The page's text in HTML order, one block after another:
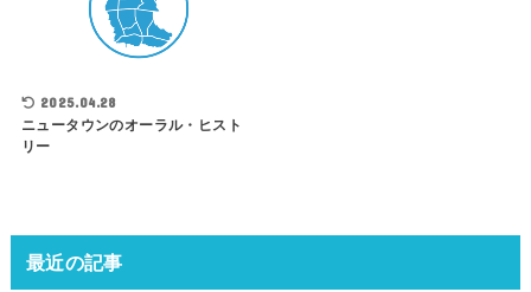
2025.04.28
ニュータウンのオーラル・ヒスト
リー
最近の記事